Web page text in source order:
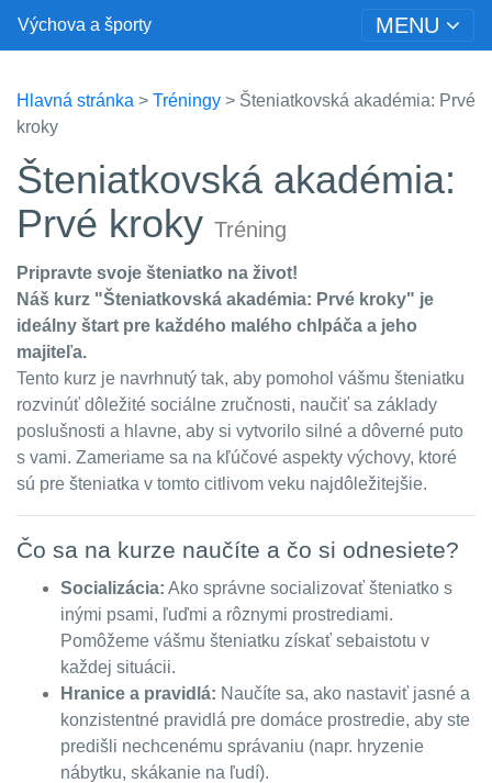
Výchova a športy MENU
Hlavná stránka > Tréningy > Šteniatkovská akadémia: Prvé
kroky
Šteniatkovská akadémia:
Prvé kroky Tréning
Pripravte svoje šteniatko na život!
Náš kurz "Šteniatkovská akadémia: Prvé kroky" je
ideálny štart pre každého malého chlpáča a jeho
majiteľa.
Tento kurz je navrhnutý tak, aby pomohol vášmu šteniatku
rozvinúť dôležité sociálne zručnosti, naučiť sa základy
poslušnosti a hlavne, aby si vytvorilo silné a dôverné puto
s vami. Zameriame sa na kľúčové aspekty výchovy, ktoré
sú pre šteniatka v tomto citlivom veku najdôležitejšie.
Čo sa na kurze naučíte a čo si odnesiete?
Socializácia: Ako správne socializovať šteniatko s
inými psami, ľuďmi a rôznymi prostrediami.
Pomôžeme vášmu šteniatku získať sebaistotu v
každej situácii.
Hranice a pravidlá: Naučíte sa, ako nastaviť jasné a
konzistentné pravidlá pre domáce prostredie, aby ste
predišli nechcenému správaniu (napr. hryzenie
nábytku, skákanie na ľudí).